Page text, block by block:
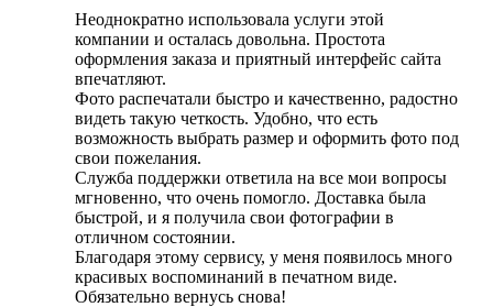
Неоднократно использовала услуги этой
компании и осталась довольна. Простота
оформления заказа и приятный интерфейс сайта
впечатляют.
Фото распечатали быстро и качественно, радостно
видеть такую четкость. Удобно, что есть
возможность выбрать размер и оформить фото под
свои пожелания.
Служба поддержки ответила на все мои вопросы
мгновенно, что очень помогло. Доставка была
быстрой, и я получила свои фотографии в
отличном состоянии.
Благодаря этому сервису, у меня появилось много
красивых воспоминаний в печатном виде.
Обязательно вернусь снова!